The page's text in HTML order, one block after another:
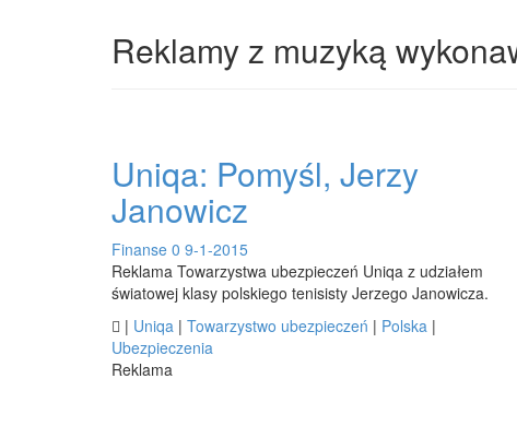
Reklamy z muzyką
Uniqa: Pomyśl, Jerzy
Janowicz
Finanse 0 9-1-2015
Reklama Towarzystwa ubezpieczeń Uniqa z udziałem
światowej klasy polskiego tenisisty Jerzego Janowicza.
 | Uniqa | Towarzystwo ubezpieczeń | Polska |
Ubezpieczenia
Reklama